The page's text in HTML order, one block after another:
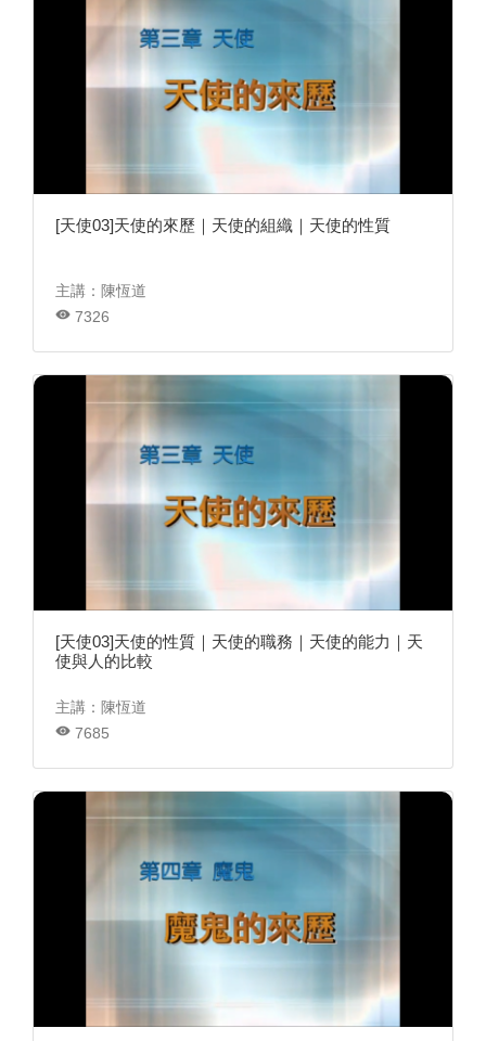
[天使03]天使的來歷｜天使的組織｜天使的性質
主講：陳恆道
7326
[天使03]天使的性質｜天使的職務｜天使的能力｜天
使與人的比較
主講：陳恆道
7685